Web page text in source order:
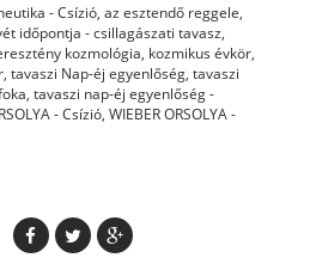
- Csízió, az esztendő reggele,
időpontja - csillagászati tavasz,
kozmológia, kozmikus évkör,
, tavaszi Nap-éj egyenlőség, tavaszi
, tavaszi nap-éj egyenlőség -
- Csízió, WIEBER ORSOLYA -